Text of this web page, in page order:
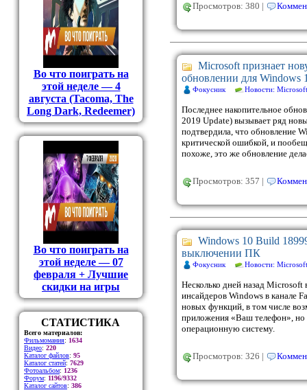
Во что поиграть на
этой неделе — 4
августа (Tacoma, The
Long Dark, Redeemer)
Во что поиграть на
этой неделе — 07
февраля + Лучшие
скидки на игры
СТАТИСТИКА
Всего материалов:
Фильмомания: 1634
Видео: 220
Каталог файлов: 95
Каталог статей: 7629
Фотоальбом: 1236
Форум: 1196/9332
Каталог сайтов: 386
Просмотров: 380 |
Microsoft признает
обновлении для Windows
Фокусник Новости: Microsoft
Последнее накопительное
2019 Update) вызывает ряд
подтвердила, что обновление
критической ошибкой, и
похоже, это же обновление
Просмотров: 357 |
Windows 10 Build
выключении ПК
Фокусник Новости: Microsoft
Несколько дней назад
инсайдеров Windows в канале
новых функций, в том числе
приложения «Ваш телефон»,
операционную систему.
Просмотров: 326 |